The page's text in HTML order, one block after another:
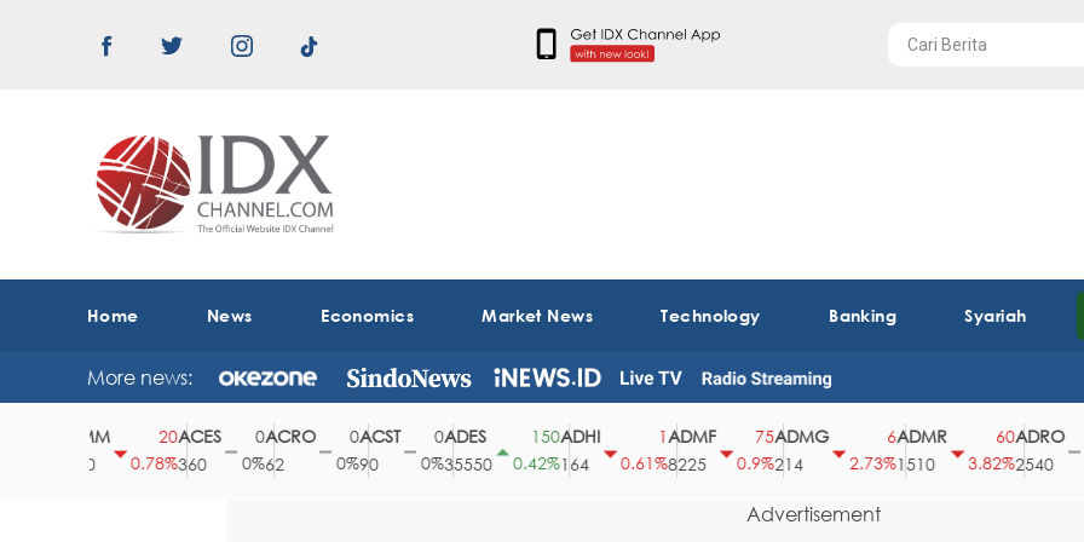
Home News Economics Market News Technology Banking Syariah
More news:
0.78%
ACES
360
ACRO
62
ACST
90
ADES
35550
0.42%
ADHI
164
0.61%
ADMF
8225
0.9%
ADMG
214
2.73%
ADMR
1510
3.82%
ADRO
2540
Advertisement